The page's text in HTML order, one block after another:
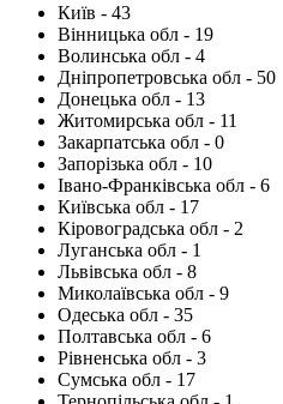
Київ - 43
Вінницька обл - 19
Волинська обл - 4
Дніпропетровська обл - 50
Донецька обл - 13
Житомирська обл - 11
Закарпатська обл - 0
Запорізька обл - 10
Івано-Франківська обл - 6
Київська обл - 17
Кіровоградська обл - 2
Луганська обл - 1
Львівська обл - 8
Миколаївська обл - 9
Одеська обл - 35
Полтавська обл - 6
Рівненська обл - 3
Сумська обл - 17